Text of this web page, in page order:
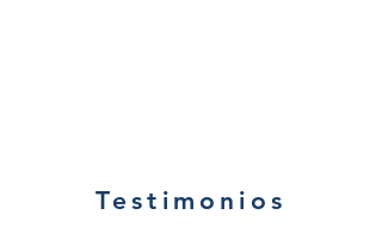
Testimonios